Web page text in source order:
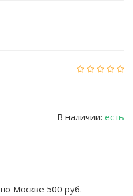
В наличии: есть
по Москве 500 руб.